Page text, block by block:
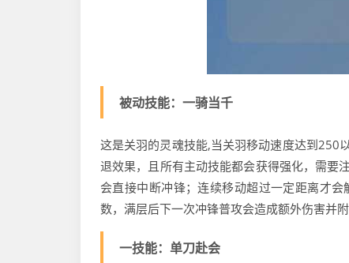
被动技能：一骑当千
这是关羽的灵魂技能,当关羽移动速度达到250
退效果，且所有主动技能都会获得强化，需要
会直接中断冲锋；连续移动超过一定距离才
数，满层后下一次冲锋普攻会造成额外伤害并
一技能：单刀赴会